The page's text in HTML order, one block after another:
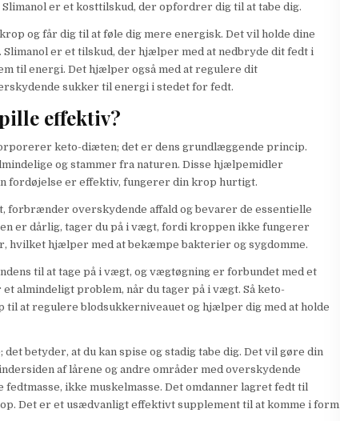
er et kosttilskud, der opfordrer dig til at tabe dig.
og får dig til at føle dig mere energisk. Det vil holde dine
Slimanol er et tilskud, der hjælper med at nedbryde dit fedt i
til energi. Det hjælper også med at regulere dit
sukker til energi i stedet for fedt.
effektiv?
keto-diæten; det er dens grundlæggende princip.
og stammer fra naturen. Disse hjælpemidler
fordøjelse er effektiv, fungerer din krop hurtigt.
forbrænder overskydende affald og bevarer de essentielle
er dårlig, tager du på i vægt, fordi kroppen ikke fungerer
hvilket hjælper med at bekæmpe bakterier og sygdomme.
til at tage på i vægt, og vægtøgning er forbundet med et
almindeligt problem, når du tager på i vægt. Så keto-
at regulere blodsukkerniveauet og hjælper dig med at holde
betyder, at du kan spise og stadig tabe dig. Det vil gøre din
af ​​lårene og andre områder med overskydende
ikke muskelmasse. Det omdanner lagret fedt til
Det er et usædvanligt effektivt supplement til at komme i form